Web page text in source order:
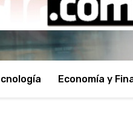
Economía y